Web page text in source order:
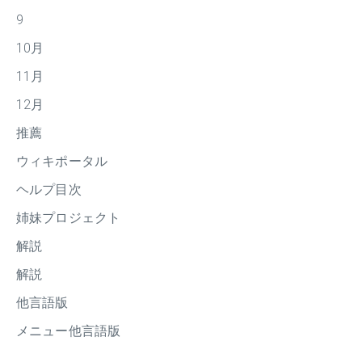
9
10月
11月
12月
推薦
ウィキポータル
ヘルプ目次
姉妹プロジェクト
解説
解説
他言語版
メニュー他言語版